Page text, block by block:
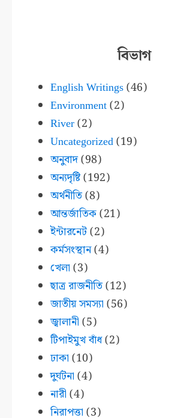
বিভাগ
English Writings(46)
Environment(2)
River(2)
Uncategorized(19)
অনুবাদ(98)
অন্যদৃষ্টি(192)
অর্থনীতি(8)
আন্তর্জাতিক(21)
ইন্টারনেট(2)
কর্মসংস্থান(4)
খেলা (3)
ছাত্র রাজনীতি(12)
জাতীয় সমস্যা (56)
জ্বালানী (5)
টিপাইমুখ বাঁধ(2)
ঢাকা (10)
দুর্ঘটনা (4)
নারী (4)
নিরাপত্তা (3)